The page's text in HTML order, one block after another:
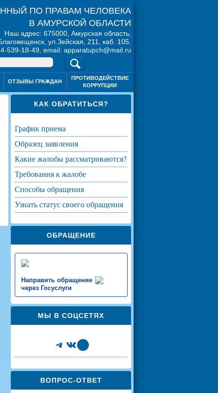
ПО ПРАВАМ ЧЕЛОВЕКА
В АМУРСКОЙ ОБЛАСТИ
Наш адрес: 675000, Амурская область,
ул.Зейская, 211, каб. 105.
539-18-49, email: apparatupch@mail.ru
ОТЗЫВЫ ГРАЖДАН
ПРОТИВОДЕЙСТВИЕ
КОРРУПЦИИ
КАК ОБРАТИТЬСЯ?
график приема
образец заявления
какие жалобы рассматриваются?
требования к жалобе
способы обращения
узнать статус своего обращения
ОБРАЩЕНИЕ
Направить обращение
через Госуслуги
МЫ В СОЦСЕТЯХ
Telegram
VKShare Icon
ВОПРОС-ОТВЕТ